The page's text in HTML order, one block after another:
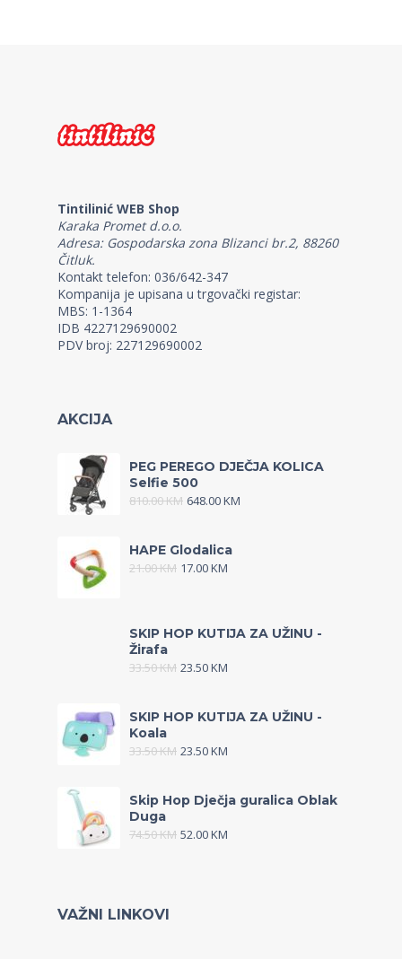
Tintilinić WEB Shop
Karaka Promet d.o.o.
Adresa: Gospodarska zona Blizanci br.2, 88260
Čitluk.
Kontakt telefon: 036/642-347
Kompanija je upisana u trgovački registar:
MBS: 1-1364
IDB 4227129690002
PDV broj: 227129690002
AKCIJA
PEG PEREGO DJEČJA KOLICA
Selfie 500
810.00KM 648.00KM
HAPE Glodalica
21.00KM 17.00KM
SKIP HOP KUTIJA ZA UŽINU -
Žirafa
33.50KM 23.50KM
SKIP HOP KUTIJA ZA UŽINU -
Koala
33.50KM 23.50KM
Skip Hop Dječja guralica Oblak
Duga
74.50KM 52.00KM
VAŽNI LINKOVI